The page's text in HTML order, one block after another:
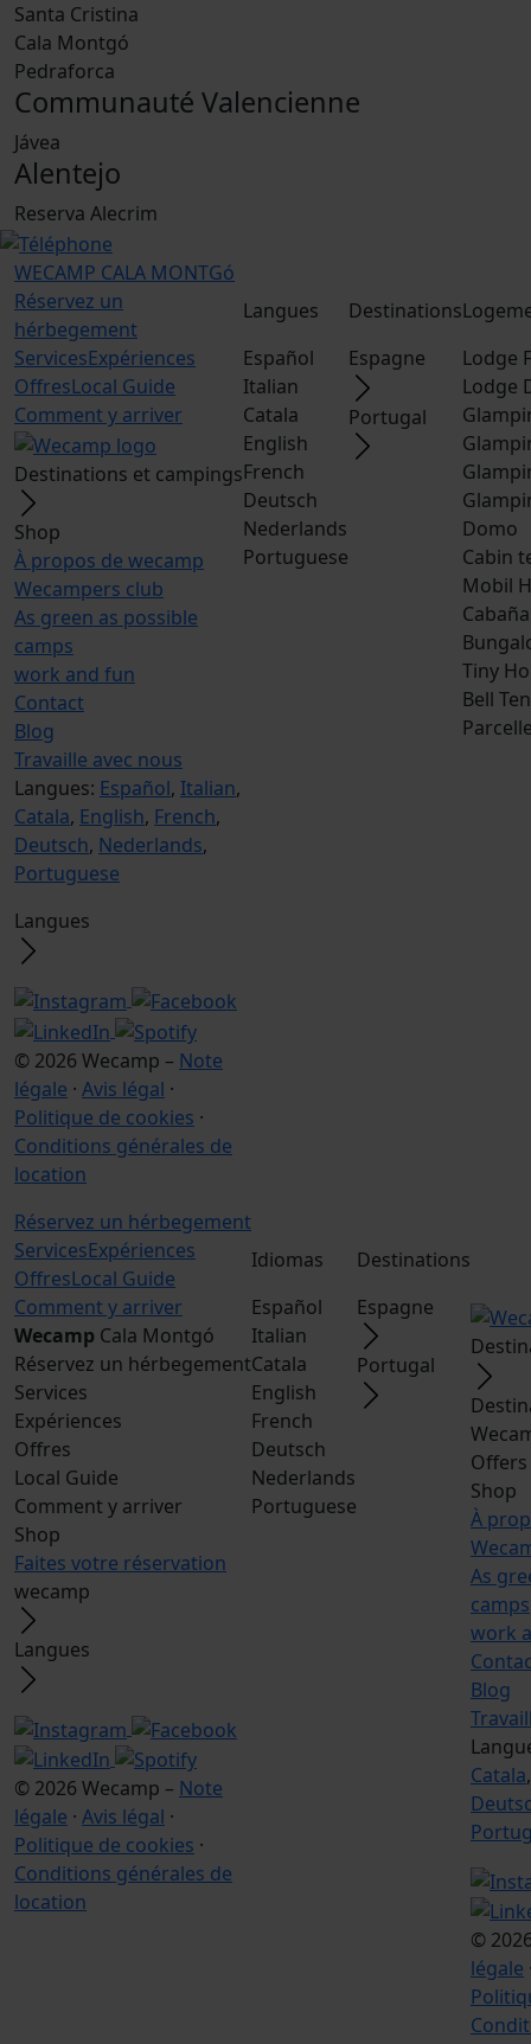
Santa Cristina
Cala Montgó
Pedraforca
Communauté Valencienne
Jávea
Alentejo
Reserva Alecrim
WECAMP CALA MONTGó
Réservez un
hérbegement
ServicesExpériences
OffresLocal Guide
Comment y arriver
Destinations et campings
Shop
À propos de wecamp
Wecampers club
As green as possible
camps
work and fun
Contact
Blog
Travaille avec nous
Langues: Español, Italian,
Catala, English, French,
Deutsch, Nederlands,
Portuguese
Langues
© 2026 Wecamp – Note
légale · Avis légal ·
Politique de cookies ·
Conditions générales de
location
Langues
Español
Italian
Catala
English
French
Deutsch
Nederlands
Portuguese
Destinations
Espagne
Portugal
Lodge
Lodge
Domo
Cabin
Mobil
Tiny
Bell
Réservez un hérbegement
ServicesExpériences
OffresLocal Guide
Comment y arriver
Wecamp Cala Montgó
Réservez un hérbegement
Services
Expériences
Offres
Local Guide
Comment y arriver
Shop
Faites votre réservation
wecamp
Langues
© 2026 Wecamp – Note
légale · Avis légal ·
Politique de cookies ·
Conditions générales de
location
Idiomas
Español
Italian
Catala
English
French
Deutsch
Nederlands
Portuguese
Destinations
Espagne
Portugal
Offers
Shop
À
As
camps
work
Blog
Catala
©
légale